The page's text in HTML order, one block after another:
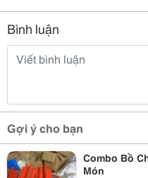
Bình luận
Gợi ý cho bạn
Combo Bồ
Món